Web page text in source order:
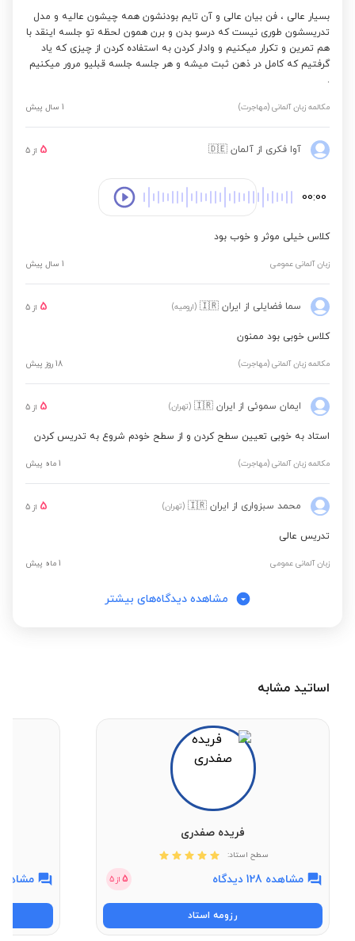
بسیار عالی ، فن بیان عالی و آن تایم بودنشون همه چیشون عالیه و مدل
تدریسشون طوری نیست که درسو بدن و برن همون لحظه تو جلسه اینقد با
هم تمرین و تکرار میکنیم و وادار کردن به استفاده کردن از چیزی که یاد
گرفتیم که کامل در ذهن ثبت میشه و هر جلسه جلسه قبلیو مرور میکنیم
.
مکالمه زبان آلمانی (مهاجرت) 1 سال پیش
آوا فکری از آلمان 🇩🇪
5 از 5
00:00
کلاس خیلی موثر و خوب بود
زبان آلمانی عمومی 1 سال پیش
سما فضایلی از ایران 🇮🇷 (ارومیه) 5 از 5
کلاس خوبی بود ممنون
مکالمه زبان آلمانی (مهاجرت) 18 روز پیش
ایمان سموئی از ایران 🇮🇷 (تهران) 5 از 5
استاد به خوبی تعیین سطح کردن و از سطح خودم شروع به تدریس کردن
مکالمه زبان آلمانی (مهاجرت) 1 ماه پیش
محمد سبزواری از ایران 🇮🇷 (تهران) 5 از 5
تدریس عالی
زبان آلمانی عمومی 1 ماه پیش
مشاهده دیدگاه‌های بیشتر
اساتید مشابه
فریده صفدری
سطح استاد:
مشاهده 128 دیدگاه 5 از 5
رزومه استاد
مشاهده 6